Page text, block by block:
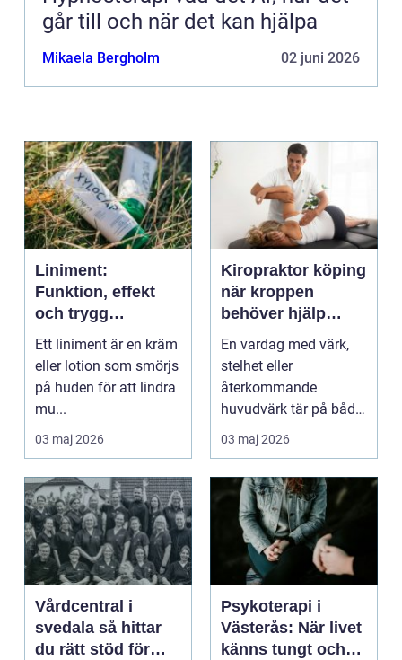
går till och när det kan hjälpa
Mikaela Bergholm 02 juni 2026
Liniment:
Funktion, effekt
och trygg
användning
Ett liniment är en kräm
eller lotion som smörjs
på huden för att lindra
mu...
03 maj 2026
Kiropraktor köping
när kroppen
behöver hjälp
tillbaka
En vardag med värk,
stelhet eller
återkommande
huvudvärk tär på både
ork och humör. Många
går länge ...
03 maj 2026
Vårdcentral i
svedala så hittar
du rätt stöd för
Psykoterapi i
Västerås: När livet
känns tungt och